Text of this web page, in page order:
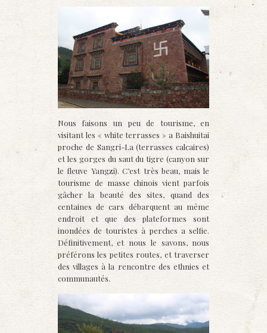
Nous faisons un peu de tourisme, en
visitant les « white terrasses » a Baishuitai
proche de Sangri-La (terrasses calcaires)
et les gorges du saut du tigre (canyon sur
le fleuve Yangzi). C’est très beau, mais le
tourisme de masse chinois vient parfois
gâcher la beauté des sites, quand des
centaines de cars débarquent au même
endroit et que des plateformes sont
inondées de touristes à perches a selfie.
Définitivement, et nous le savons, nous
préférons les petites routes, et traverser
des villages à la rencontre des ethnies et
communautés.